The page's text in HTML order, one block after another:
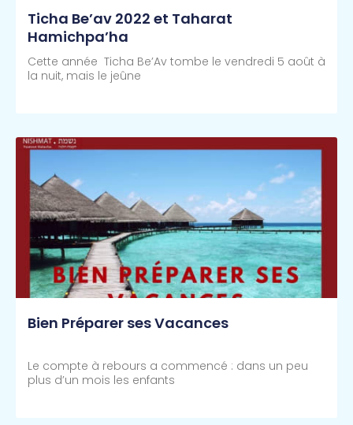
Ticha Be’av 2022 et Taharat
Hamichpa’ha
Cette année Ticha Be’Av tombe le vendredi 5 août à
la nuit, mais le jeûne
Bien Préparer ses Vacances
Le compte à rebours a commencé : dans un peu
plus d’un mois les enfants